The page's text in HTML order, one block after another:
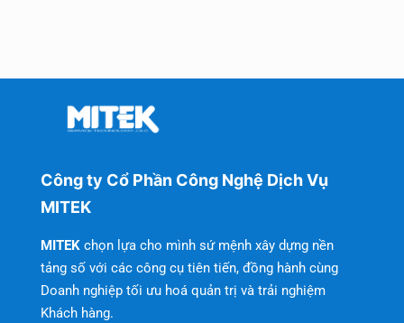
Công ty Cổ Phần Công Nghệ Dịch Vụ
MITEK
MITEK chọn lựa cho mình sứ mệnh xây dựng nền
tảng số với các công cụ tiên tiến, đồng hành cùng
Doanh nghiệp tối ưu hoá quản trị và trải nghiệm
Khách hàng.